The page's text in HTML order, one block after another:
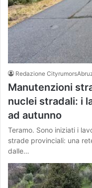
Redazione
Manutenzioni
nuclei stradali: i
ad autunno
Teramo. Sono iniziati i
strade provinciali: una
dalle…